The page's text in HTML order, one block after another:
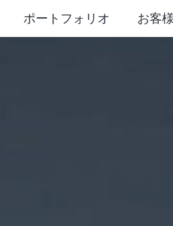
ポートフォリオ お客